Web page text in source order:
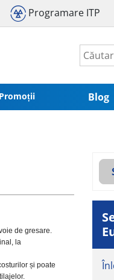
Programare ITP
Promoții Blog
de gresare.
la
și poate